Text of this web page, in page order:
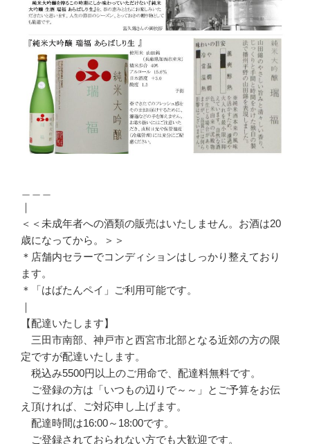
｜
＜＜未成年者への酒類の販売はいたしません。お酒は20
歳になってから。＞＞
＊店舗内セラーでコンディションはしっかり整えており
ます。
＊「はばたんペイ」ご利用可能です。
｜
【配達いたします】
三田市南部、神戸市と西宮市北部となる近郊の方の限
定ですが配達いたします。
税込み5500円以上のご用命で、配達料無料です。
ご登録の方は「いつもの辺りで～～」とご予算をお伝
え頂ければ、ご対応申し上げます。
配達時間は16:00～18:00です。
ご登録されておられない方でも大歓迎です。